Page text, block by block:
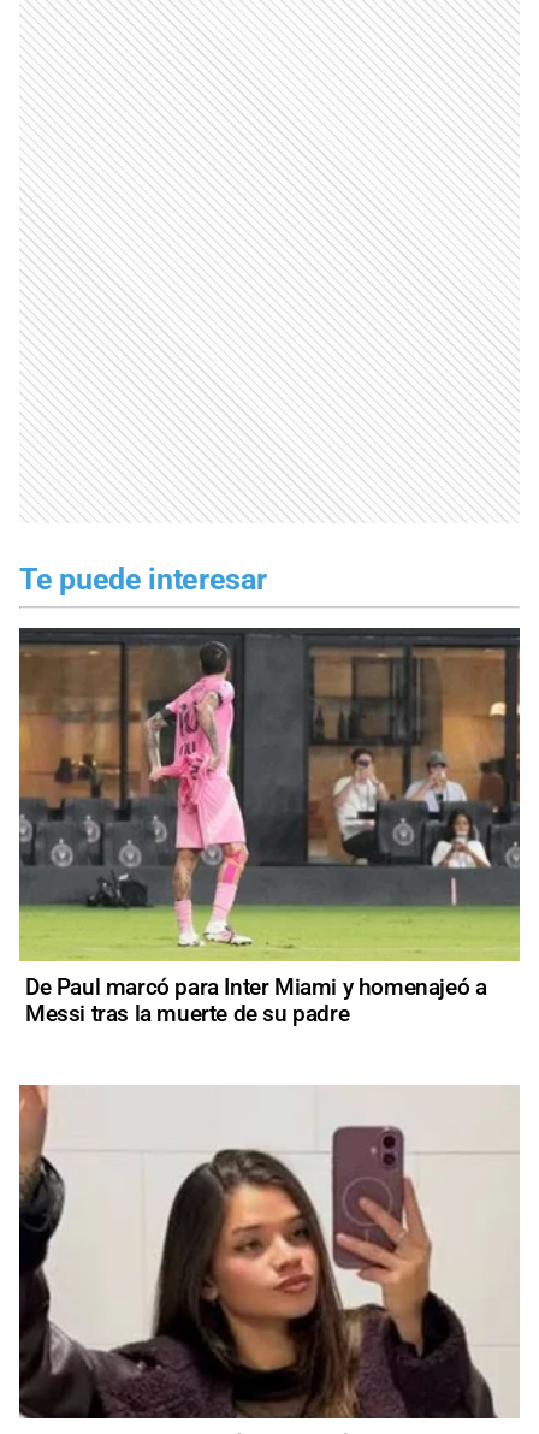
Te puede interesar
De Paul marcó para Inter Miami y homenajeó a
Messi tras la muerte de su padre